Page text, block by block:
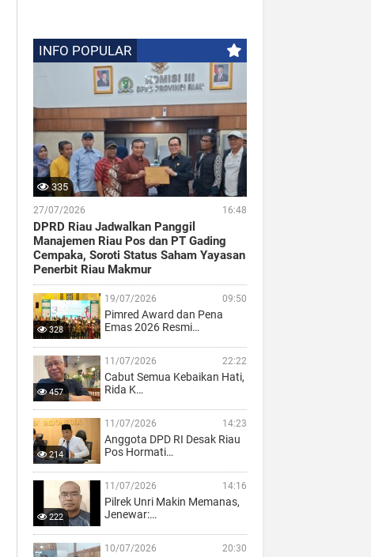
INFO POPULAR
335
27/07/2026 16:48
DPRD Riau Jadwalkan Panggil
Manajemen Riau Pos dan PT Gading
Cempaka, Soroti Status Saham Yayasan
Penerbit Riau Makmur
328
19/07/2026 09:50
Pimred Award dan Pena
Emas 2026 Resmi…
457
11/07/2026 22:22
Cabut Semua Kebaikan Hati,
Rida K…
214
11/07/2026 14:23
Anggota DPD RI Desak Riau
Pos Hormati…
222
11/07/2026 14:16
Pilrek Unri Makin Memanas,
Jenewar:…
10/07/2026 20:30